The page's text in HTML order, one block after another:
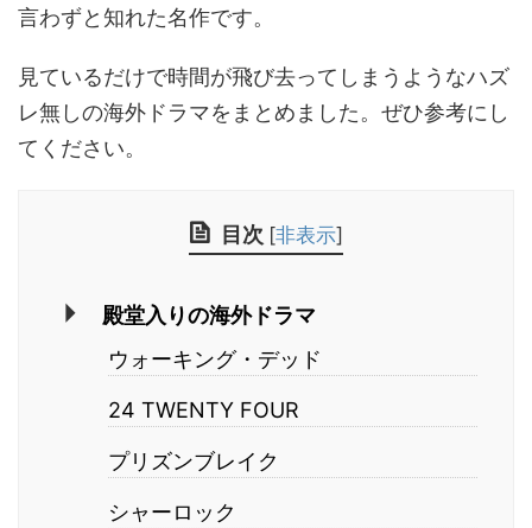
言わずと知れた名作です。
見ているだけで時間が飛び去ってしまうようなハズ
レ無しの海外ドラマをまとめました。ぜひ参考にし
てください。
目次 [非表示]
殿堂入りの海外ドラマ
ウォーキング・デッド
24 TWENTY FOUR
プリズンブレイク
シャーロック